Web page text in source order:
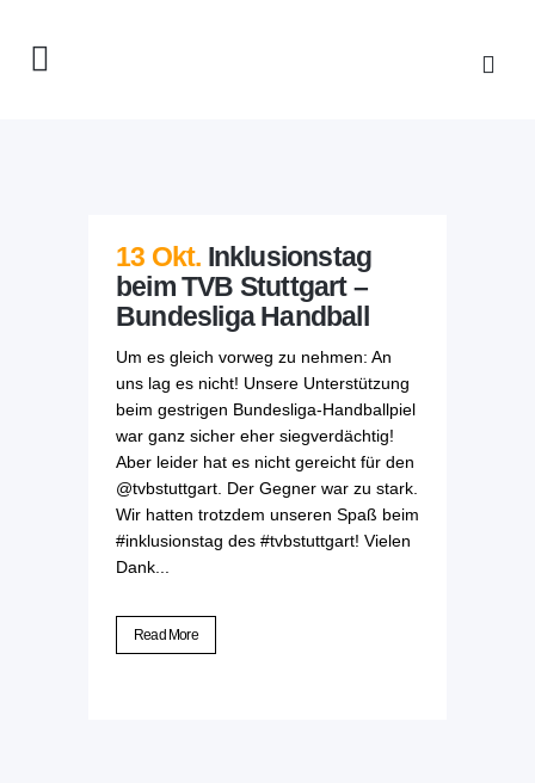
13 Okt. Inklusionstag
beim TVB Stuttgart –
Bundesliga Handball
Um es gleich vorweg zu nehmen: An
uns lag es nicht! Unsere Unterstützung
beim gestrigen Bundesliga-Handballpiel
war ganz sicher eher siegverdächtig!
Aber leider hat es nicht gereicht für den
@tvbstuttgart. Der Gegner war zu stark.
Wir hatten trotzdem unseren Spaß beim
#inklusionstag des #tvbstuttgart! Vielen
Dank...
Read More